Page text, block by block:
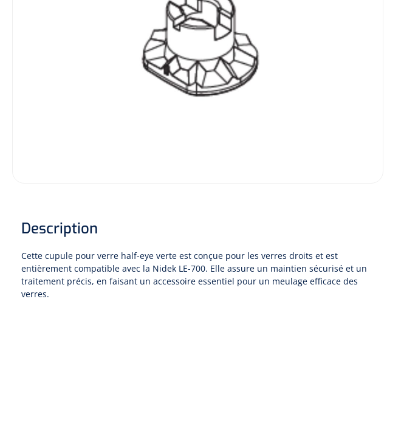
Description
Cette cupule pour verre half-eye verte est conçue pour les verres droits et est
entièrement compatible avec la Nidek LE-700. Elle assure un maintien sécurisé et un
traitement précis, en faisant un accessoire essentiel pour un meulage efficace des
verres.